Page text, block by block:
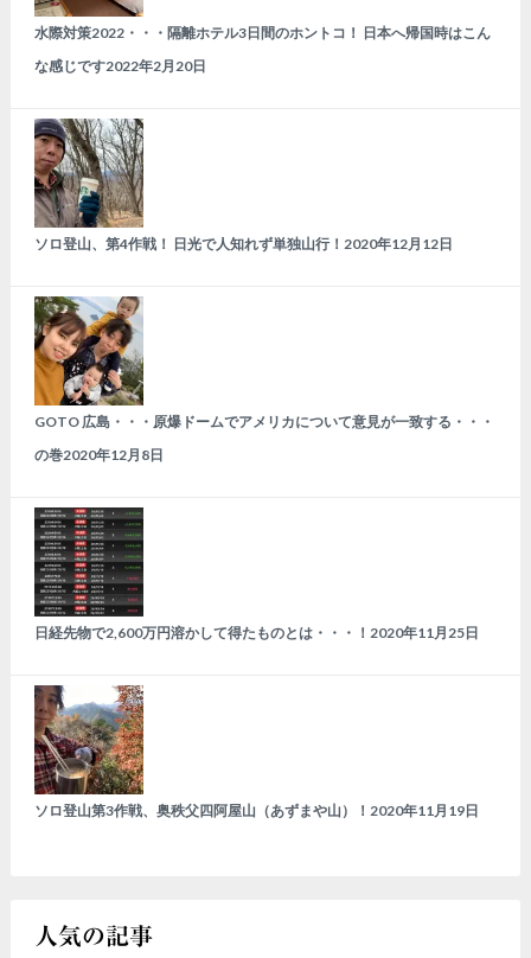
水際対策2022・・・隔離ホテル3日間のホントコ！ 日本へ帰国時はこん
な感じです2022年2月20日
ソロ登山、第4作戦！ 日光で人知れず単独山行！ 2020年12月12日
GOTO 広島・・・原爆ドームでアメリカについて意見が一致する・・・
の巻2020年12月8日
日経先物で2,600万円溶かして得たものとは・・・！ 2020年11月25日
ソロ登山第3作戦、奥秩父四阿屋山（あずまや山）！ 2020年11月19日
人気の記事